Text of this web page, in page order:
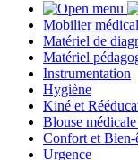
Mobilier médical
Matériel de
Matériel
Instrumentation
Hygiène
Kiné et
Blouse
Confort et Bien-
Urgence